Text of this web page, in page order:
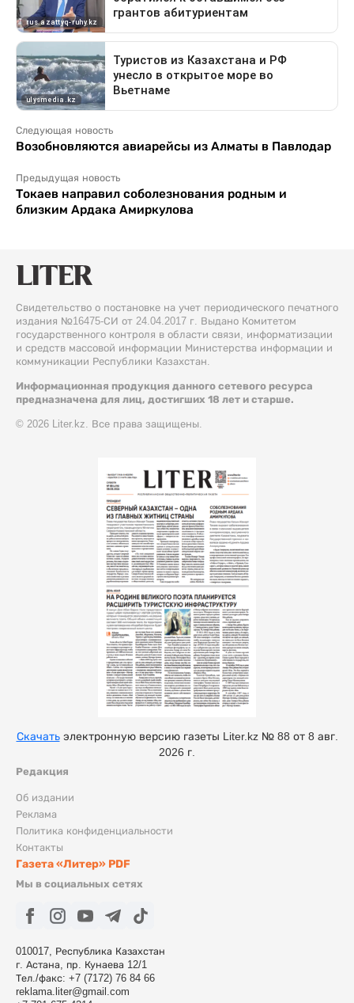
Следующая новость
Возобновляются авиарейсы из Алматы в Павлодар
Предыдущая новость
Токаев направил соболезнования родным и
близким Ардака Амиркулова
Свидетельство о постановке на учет периодического печатного
издания №16475-СИ от 24.04.2017 г. Выдано Комитетом
государственного контроля в области связи, информатизации
и средств массовой информации Министерства информации и
коммуникации Республики Казахстан.
Информационная продукция данного сетевого ресурса
предназначена для лиц, достигших 18 лет и старше.
© 2026 Liter.kz. Все права защищены.
Редакция
Об издании
Реклама
Политика конфиденциальности
Контакты
Газета «Литер» PDF
Мы в социальных сетях
010017, Республика Казахстан
г. Астана, пр. Кунаева 12/1
Тел./факс: +7 (7172) 76 84 66
reklama.liter@gmail.com
Скачатьэлектронную версию газеты Liter.kz № 88 от 8 авг.
2026 г.